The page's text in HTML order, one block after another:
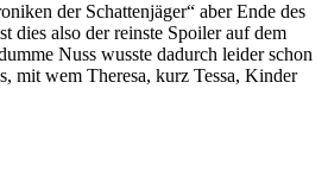
der Schattenjäger“ aber Ende des
dies also der reinste Spoiler auf dem
Nuss wusste dadurch leider schon
mit wem Theresa, kurz Tessa, Kinder